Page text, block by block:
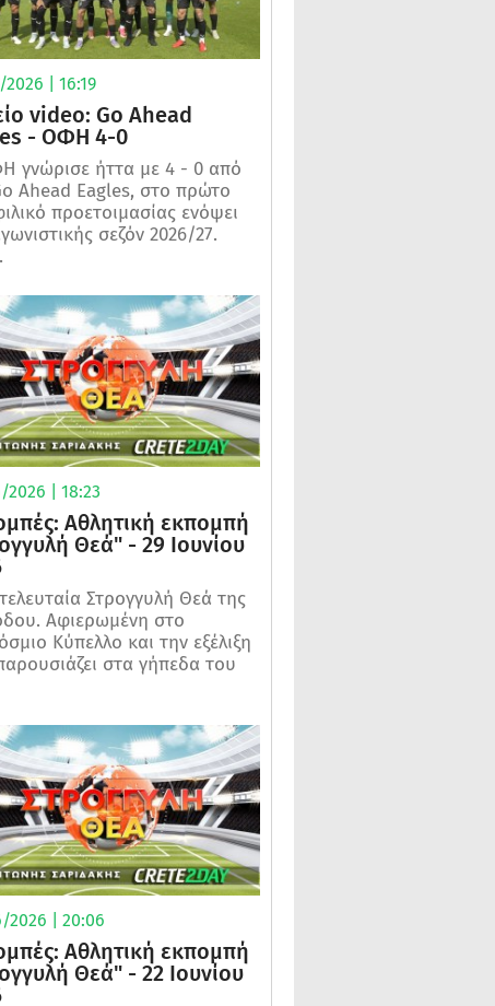
| 16:19
video: Go Ahead
- ΟΦΗ 4-0
γνώρισε ήττα με 4 - 0 από
Ahead Eagles, στο πρώτο
προετοιμασίας ενόψει
σεζόν 2026/27.
| 18:23
Αθλητική εκπομπή
Θεά" - 29 Ιουνίου
Στρογγυλή Θεά της
Αφιερωμένη στο
Κύπελλο και την εξέλιξη
στα γήπεδα του
2026 | 20:06
Αθλητική εκπομπή
Θεά" - 22 Ιουνίου